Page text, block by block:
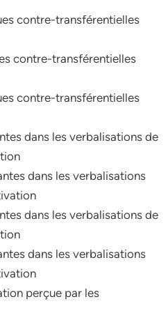
contre-transférentielles
contre-transférentielles
contre-transférentielles
dans les verbalisations de
dans les verbalisations
dans les verbalisations de
dans les verbalisations
perçue par les